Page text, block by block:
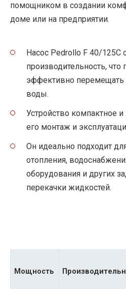
помощником в создании
доме или на предприятии.
Насос Pedrollo F 40/125C
производительность, что
эффективно
воды.
Устройство компактное и
его монтаж и
Он идеально подходит
отопления,
оборудования и других
перекачки жидкостей.
Мощность